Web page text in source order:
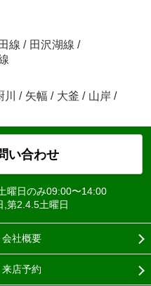
線 / 田沢湖線 /
川 / 矢幅 / 大釜 / 山岸 /
い合わせ
曜日のみ09:00〜14:00
,第2.4.5土曜日
会社概要
来店予約